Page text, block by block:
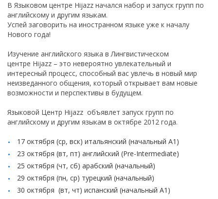
В Языковом центре Hijazz начался набор и запуск групп по
английскому и другим языкам.
Успей заговорить на иностранном языке уже к началу
Нового года!
Изучение английского языка в Лингвистическом
центре Hijazz – это невероятно увлекательный и
интересный процесс, способный вас увлечь в новый мир
неизведанного общения, который открывает вам новые
возможности и перспективы в будущем.
Языковой Центр Hijazz объявлет запуск групп по
английскому и другим языкам в октябре 2012 года.
17 октября (ср, вск) итальянский (начальный А1)
23 октября (вт, пт) английский (Pre-Intermediate)
25 октября (чт, сб) арабский (начальный)
29 октября (пн, ср) турецкий (начальный)
30 октября (вт, чт) испанский (начальный А1)